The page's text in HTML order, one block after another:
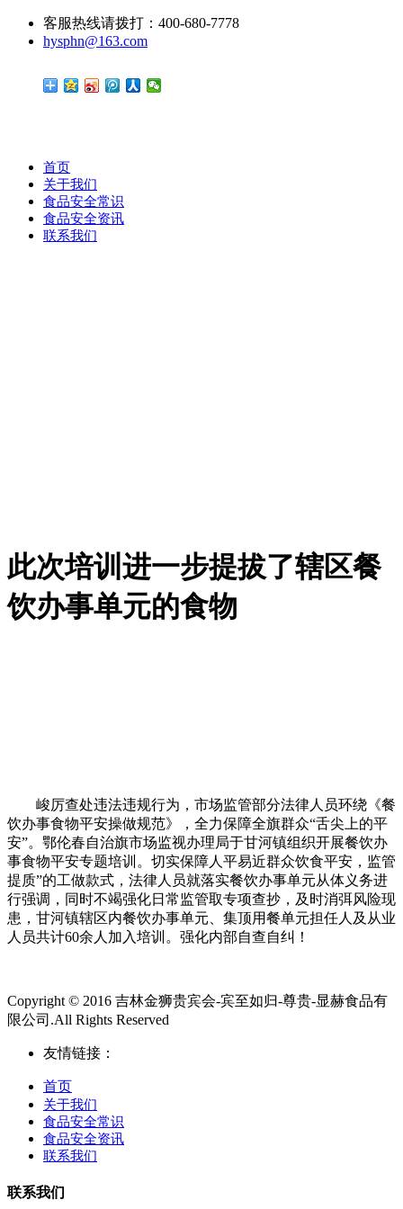
客服热线请拨打：400-680-7778
hysphn@163.com
首页
关于我们
食品安全常识
食品安全资讯
联系我们
此次培训进一步提拔了辖区餐
饮办事单元的食物
峻厉查处违法违规行为，市场监管部分法律人员环绕《餐
饮办事食物平安操做规范》，全力保障全旗群众“舌尖上的平
安”。鄂伦春自治旗市场监视办理局于甘河镇组织开展餐饮办
事食物平安专题培训。切实保障人平易近群众饮食平安，监管
提质”的工做款式，法律人员就落实餐饮办事单元从体义务进
行强调，同时不竭强化日常监管取专项查抄，及时消弭风险现
患，甘河镇辖区内餐饮办事单元、集顶用餐单元担任人及从业
人员共计60余人加入培训。强化内部自查自纠！
Copyright © 2016 吉林金狮贵宾会-宾至如归-尊贵-显赫食品有
限公司.All Rights Reserved
友情链接：
首页
关于我们
食品安全常识
食品安全资讯
联系我们
联系我们